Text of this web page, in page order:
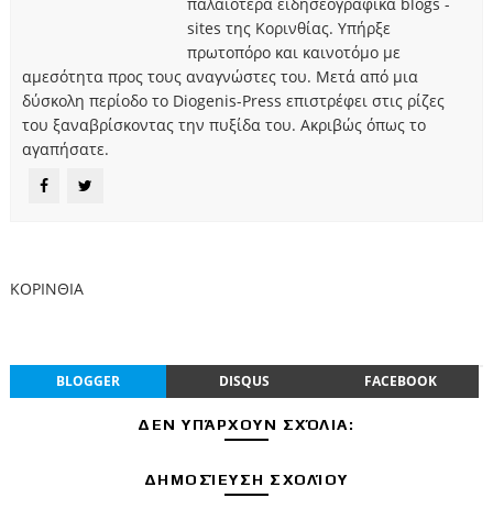
sites της Κορινθίας. Υπήρξε
πρωτοπόρο και καινοτόμο με
αμεσότητα προς τους αναγνώστες του. Μετά από μια
δύσκολη περίοδο το Diogenis-Press επιστρέφει στις ρίζες
του ξαναβρίσκοντας την πυξίδα του. Ακριβώς όπως το
αγαπήσατε.
ΚΟΡΙΝΘΙΑ
BLOGGER DISQUS FACEBOOK
ΔΕΝ ΥΠΆΡΧΟΥΝ ΣΧΌΛΙΑ:
ΔΗΜΟΣΊΕΥΣΗ ΣΧΟΛΊΟΥ